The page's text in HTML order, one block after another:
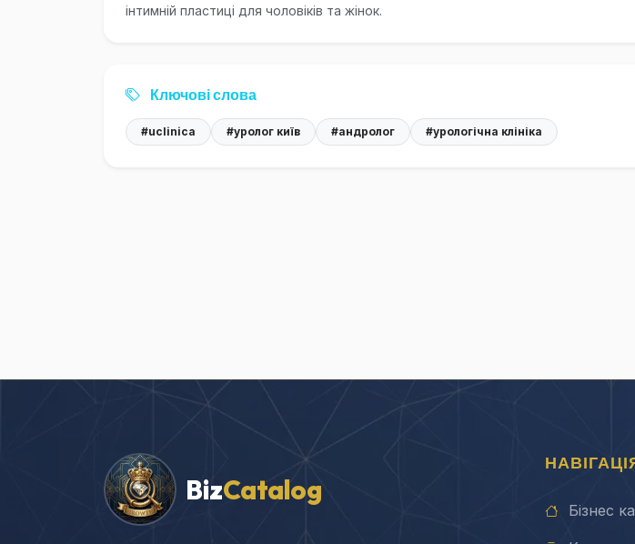
інтимній пластиці для чоловіків та жінок.
Ключові слова
#uclinica #уролог київ #андролог #урологічна клініка
BizCatalog
Бізнес